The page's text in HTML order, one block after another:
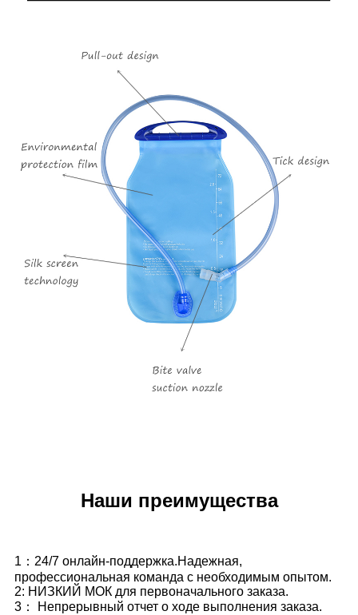
Наши преимущества
1：24/7 онлайн-поддержка.Надежная,
профессиональная команда с необходимым опытом.
2: НИЗКИЙ МОК для первоначального заказа.
3： Непрерывный отчет о ходе выполнения заказа.